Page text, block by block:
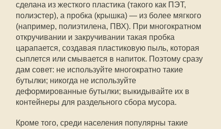
сделана из жесткого пластика (такого как ПЭТ,
полиэстер), а пробка (крышка) — из более мягкого
(например, полиэтилена, ПВХ). При многократном
откручивании и закручивании такая пробка
царапается, создавая пластиковую пыль, которая
сыплется или смывается в напиток. Поэтому сразу
дам совет: не используйте многократно такие
бутылки; никогда не используйте
деформированные бутылки; выкидывайте их в
контейнеры для раздельного сбора мусора.
Кроме того, среди населения популярны такие